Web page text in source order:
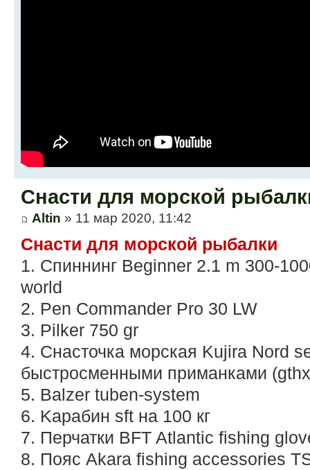
Снасти для морской
Altin » 11 мар 2020, 11:42
Снасти для морской рыбалки
1. Спиннинг Beginner 2.1 m 300-
world
2. Pen Commander Pro 30 LW
3. Pilker 750 gr
4. Снасточка морская Kujira Nord
быстросменными приманками
5. Balzer tuben-system
6. Kарабин sft на 100 кг
7. Перчатки BFT Atlantic fishing
8. Пояс Akara fishing accessories